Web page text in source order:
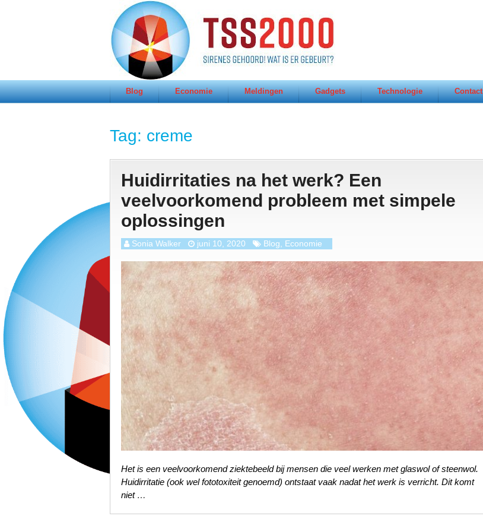
Blog Economie Meldingen Gadgets Technologie Contact
Tag: creme
Huidirritaties na het werk? Een
veelvoorkomend probleem met simpele
oplossingen
Sonia Walker juni 10, 2020 Blog Economie
Het is een veelvoorkomend ziektebeeld bij mensen die veel werken met glaswol of steenwol.
Huidirritatie (ook wel fototoxiteit genoemd) ontstaat vaak nadat het werk is verricht. Dit komt
niet …